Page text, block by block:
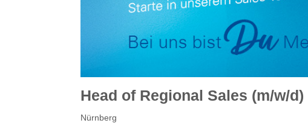
Head of Regional Sales (m/w/
Nürnberg